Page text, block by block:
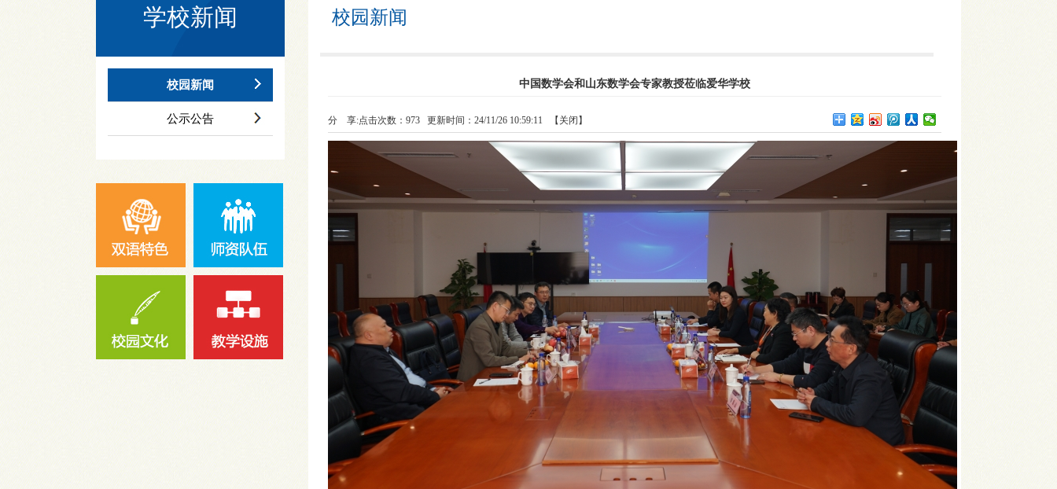
学校新闻
校园新闻
公示公告
校园新闻
中国数学会和山东数学会专家教授莅临爱华学校
点击次数： 973 更新时间：24/11/26 10:59:11 【 关闭 】
分 享: